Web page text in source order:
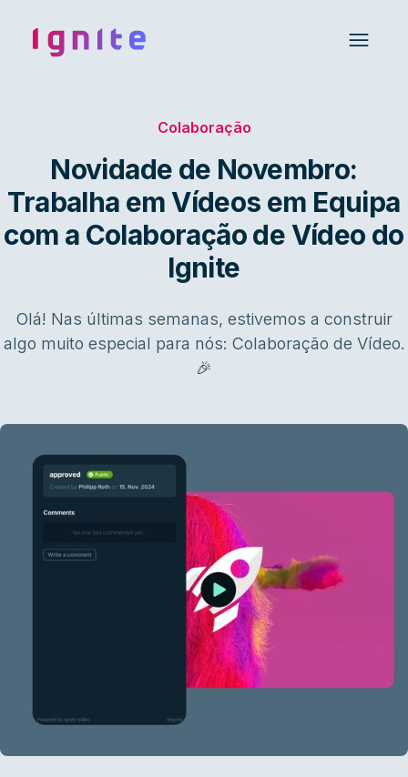
Ignite • Video Experience Cloud
Open
Colaboração
Novidade de Novembro:
Trabalha em Vídeos em Equipa
com a Colaboração de Vídeo do
Ignite
Olá! Nas últimas semanas, estivemos a construir
algo muito especial para nós: Colaboração de Vídeo.
🎉